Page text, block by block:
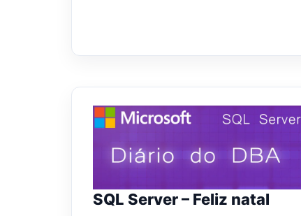
SQL Server – Feliz natal